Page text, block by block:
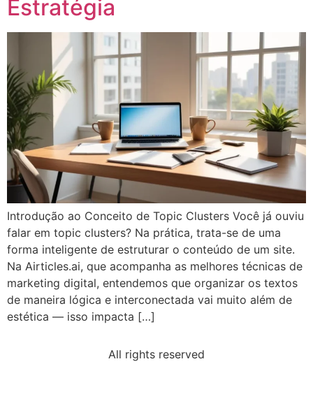
Estratégia
Introdução ao Conceito de Topic Clusters Você já ouviu
falar em topic clusters? Na prática, trata-se de uma
forma inteligente de estruturar o conteúdo de um site.
Na Airticles.ai, que acompanha as melhores técnicas de
marketing digital, entendemos que organizar os textos
de maneira lógica e interconectada vai muito além de
estética — isso impacta […]
All rights reserved